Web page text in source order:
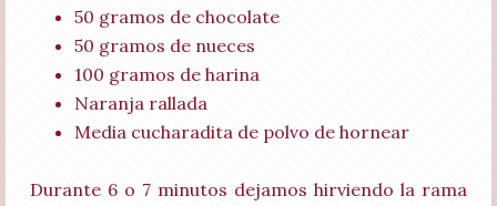
50 gramos de chocolate
50 gramos de nueces
100 gramos de harina
Naranja rallada
Media cucharadita de polvo de hornear
Durante 6 o 7 minutos dejamos hirviendo la rama